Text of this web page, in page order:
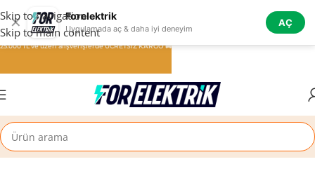
✕ Forelektrik
Uygulamada aç & daha iyi deneyim
AÇ
Skip to navigation
Skip to main content
25.000 TL ve üzeri alışverişlerde ÜCRETSİZ KARGO 🚚